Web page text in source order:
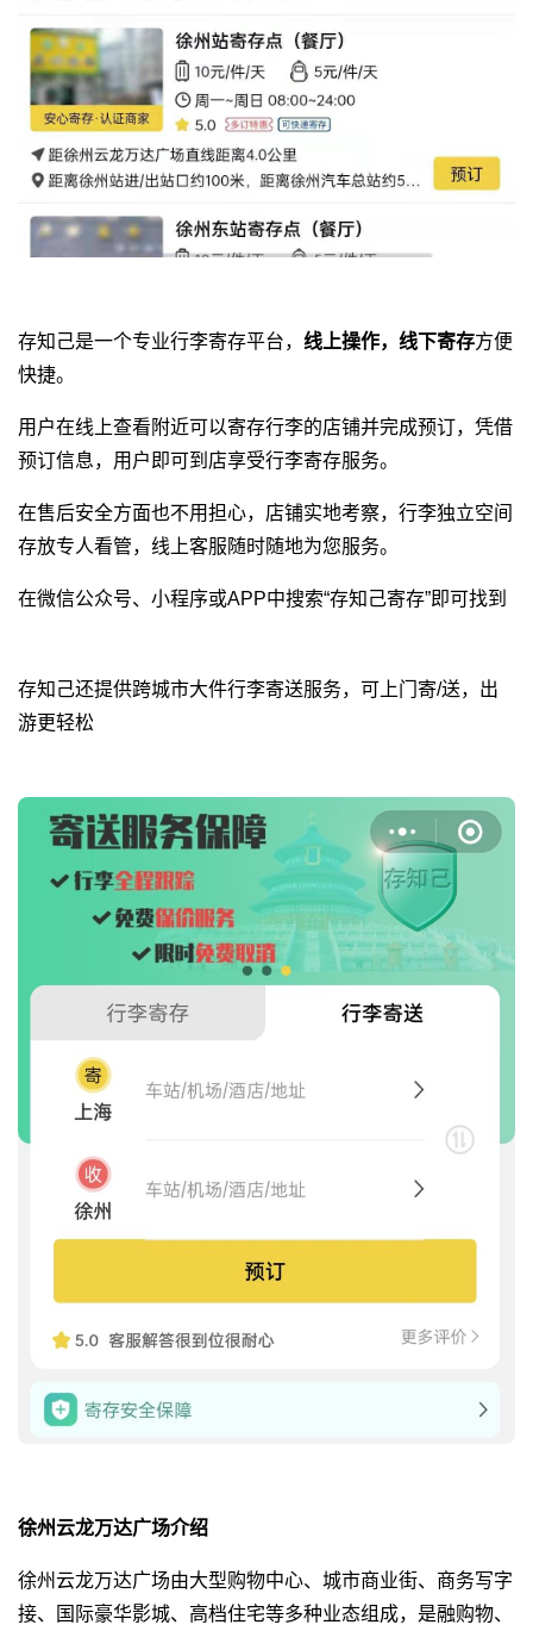
存知己是一个专业行李寄存平台， 线上操作，线下寄存方便
快捷。
用户在线上查看附近可以寄存行李的店铺并完成预订，凭借
预订信息，用户即可到店享受行李寄存服务。
在售后安全方面也不用担心，店铺实地考察，行李独立空间
存放专人看管，线上客服随时随地为您服务。
在微信公众号、小程序或APP中搜索“存知己寄存”即可找到
存知己还提供跨城市大件行李寄送服务，可上门寄/送，出
游更轻松
徐州云龙万达广场介绍
徐州云龙万达广场由大型购物中心、城市商业街、商务写字
接、国际豪华影城、高档住宅等多种业态组成，是融购物、